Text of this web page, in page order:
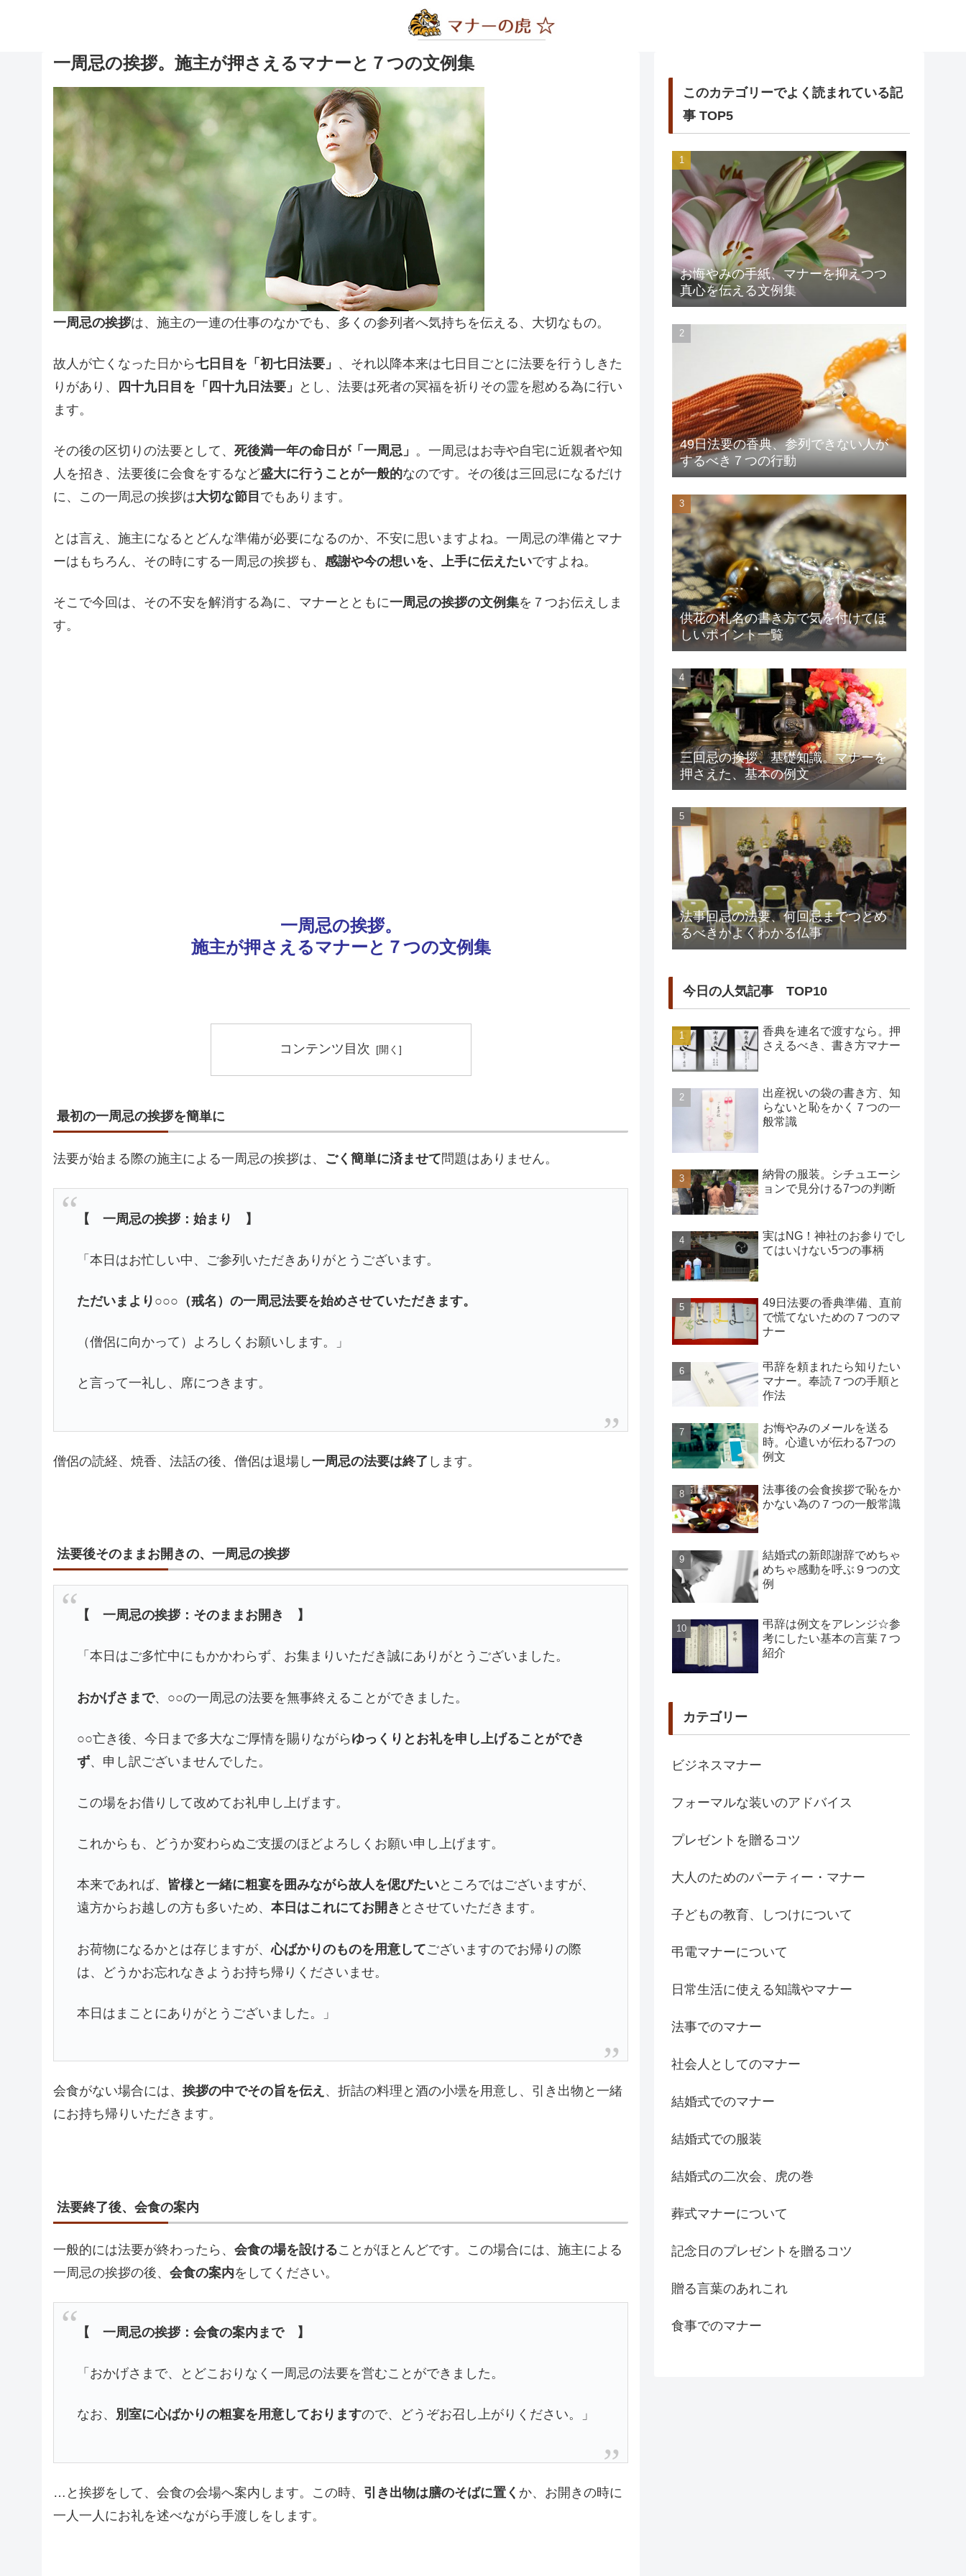
一周忌の挨拶。施主が押さえるマナーと７つの文例集
一周忌の挨拶は、施主の一連の仕事のなかでも、多くの参列者へ気持ちを伝える、大切なもの。
故人が亡くなった日から七日目を「初七日法要」 、それ以降本来は七日目ごとに法要を行うしきた
りがあり、
四十九日目を「四十九日法要」
とし、法要は死者の冥福を祈りその霊を慰める為に行い
ます。
その後の区切りの法要として、 死後満一年の命日が「一周忌」 。一周忌はお寺や自宅に近親者や知
人を招き、法要後に会食をするなど盛大に行うことが一般的なのです。その後は三回忌になるだけ
に、この一周忌の挨拶は大切な節目 でもあります。
とは言え、施主になるとどんな準備が必要になるのか、不安に思いますよね。一周忌の準備とマナ
ーはもちろん、その時にする一周忌の挨拶も、 感謝や今の想いを、上手に伝えたいですよね。
そこで今回は、その不安を解消する為に、マナーとともに一周忌の挨拶の文例集を７つお伝えしま
す。
一周忌の挨拶。
施主が押さえるマナーと７つの文例集
コンテンツ目次
最初の一周忌の挨拶を簡単に
法要が始まる際の施主による一周忌の挨拶は、 ごく簡単に済ませて問題はありません。
【 一周忌の挨拶：始まり 】
「本日はお忙しい中、ご参列いただきありがとうございます。
ただいまより○○○（戒名）の一周忌法要を始めさせていただきます。
（僧侶に向かって）よろしくお願いします。」
と言って一礼し、席につきます。
僧侶の読経、焼香、法話の後、僧侶は退場し一周忌の法要は終了 します。
法要後そのままお開きの、一周忌の挨拶
【 一周忌の挨拶：そのままお開き 】
「本日はご多忙中にもかかわらず、お集まりいただき誠にありがとうございました。
おかげさまで、○○の一周忌の法要を無事終えることができました。
○○亡き後、今日まで多大なご厚情を賜りながら ゆっくりとお礼を申し上げることができ
ず、申し訳ございませんでした。
この場をお借りして改めてお礼申し上げます。
これからも、どうか変わらぬご支援のほどよろしくお願い申し上げます。
本来であれば、 皆様と一緒に粗宴を囲みながら故人を偲びたいところではございますが、
遠方からお越しの方も多いため、本日はこれにてお開き とさせていただきます。
お荷物になるかとは存じますが、心ばかりのものを用意してございますのでお帰りの際
は、どうかお忘れなきようお持ち帰りくださいませ。
本日はまことにありがとうございました。」
会食がない場合には、 挨拶の中でその旨を伝え 、折詰の料理と酒の小壜を用意し、引き出物と一緒
にお持ち帰りいただきます。
法要終了後、会食の案内
一般的には法要が終わったら、 会食の場を設けることがほとんどです。この場合には、施主による
一周忌の挨拶の後、 会食の案内をしてください。
【 一周忌の挨拶：会食の案内まで 】
「おかげさまで、とどこおりなく一周忌の法要を営むことができました。
なお、 別室に心ばかりの粗宴を用意しておりますので、どうぞお召し上がりください。」
…と挨拶をして、会食の会場へ案内します。この時、 引き出物は膳のそばに置く か、お開きの時に
一人一人にお礼を述べながら手渡しをします。
このカテゴリーでよく読まれている記
事 TOP5
お悔やみの手紙、マナーを抑えつつ
真心を伝える文例集
49日法要の香典、参列できない人が
するべき７つの行動
供花の札名の書き方で気を付けてほ
しいポイント一覧
三回忌の挨拶、基礎知識。マナーを
押さえた、基本の例文
法事回忌の法要、何回忌までつとめ
るべきかよくわかる仏事
今日の人気記事 TOP10
香典を連名で渡すなら。押
さえるべき、書き方マナー
出産祝いの袋の書き方、知
らないと恥をかく７つの一
般常識
納骨の服装。シチュエーシ
ョンで見分ける7つの判断
実はNG！神社のお参りでし
てはいけない5つの事柄
49日法要の香典準備、直前
で慌てないための７つのマ
ナー
弔辞を頼まれたら知りたい
マナー。奉読７つの手順と
作法
お悔やみのメールを送る
時。心遣いが伝わる7つの
例文
法事後の会食挨拶で恥をか
かない為の７つの一般常識
結婚式の新郎謝辞でめちゃ
めちゃ感動を呼ぶ９つの文
例
弔辞は例文をアレンジ☆参
考にしたい基本の言葉７つ
紹介
カテゴリー
ビジネスマナー
フォーマルな装いのアドバイス
プレゼントを贈るコツ
大人のためのパーティー・マナー
子どもの教育、しつけについて
弔電マナーについて
日常生活に使える知識やマナー
法事でのマナー
社会人としてのマナー
結婚式でのマナー
結婚式での服装
結婚式の二次会、虎の巻
葬式マナーについて
記念日のプレゼントを贈るコツ
贈る言葉のあれこれ
食事でのマナー